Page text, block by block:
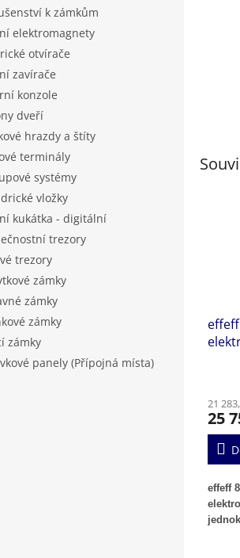
k zámkům
elektromagnety
otvírače
zavírače
konzole
dveří
hrazdy a štíty
terminály
systémy
vložky
kukátka - digitální
trezory
trezory
zámky
zámky
zámky
zámky
panely (Přípojná místa)
effeff
21
25
effeff